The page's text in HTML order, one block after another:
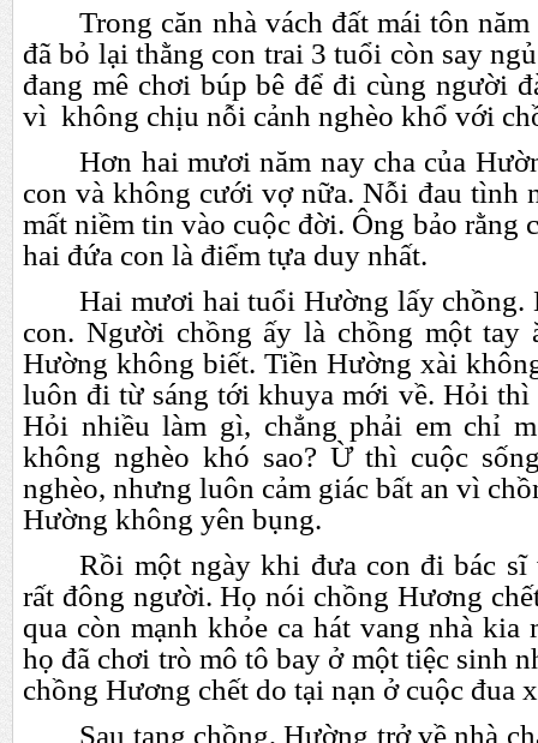
Trong căn nhà vách đất mái tôn
đã bỏ lại thằng con trai 3 tuổi còn say
đang mê chơi búp bê để đi cùng người
vì không chịu nỗi cảnh nghèo khổ với
Hơn hai mươi năm nay cha của
con và không cưới vợ nữa. Nỗi đau tình
mất niềm tin vào cuộc đời. Ông bảo rằng
hai đứa con là điểm tựa duy nhất.
Hai mươi hai tuổi Hường lấy chồng.
con. Người chồng ấy là chồng một tay
Hường không biết. Tiền Hường xài
luôn đi từ sáng tới khuya mới về. Hỏi thì
Hỏi nhiều làm gì, chẳng phải em chỉ
không nghèo khó sao? Ừ thì cuộc
nghèo, nhưng luôn cảm giác bất an vì
Hường không yên bụng.
Rồi một ngày khi đưa con đi bác sĩ
rất đông người. Họ nói chồng Hương
qua còn mạnh khỏe ca hát vang nhà kia
họ đã chơi trò mô tô bay ở một tiệc sinh
chồng Hương chết do tại nạn ở cuộc đua
Sau tang chồng, Hường trở về nhà